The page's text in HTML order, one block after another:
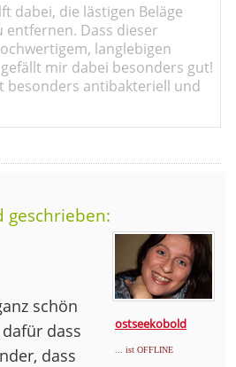
dabei, die lästigen Beläge
entfernen. Dass dieser
langlebigen
mir dabei besonders gut!
besonders antibakteriell und
geschrieben:
ostseekobold
... ist OFFLINE
schön
dass
dass